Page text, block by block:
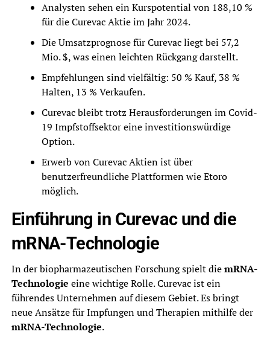
Analysten sehen ein Kurspotential von 188,10 %
für die Curevac Aktie im Jahr 2024.
Die Umsatzprognose für Curevac liegt bei 57,2
Mio. $, was einen leichten Rückgang darstellt.
Empfehlungen sind vielfältig: 50 % Kauf, 38 %
Halten, 13 % Verkaufen.
Curevac bleibt trotz Herausforderungen im Covid-
19 Impfstoffsektor eine investitionswürdige
Option.
Erwerb von Curevac Aktien ist über
benutzerfreundliche Plattformen wie Etoro
möglich.
Einführung in Curevac und die
mRNA-Technologie
In der biopharmazeutischen Forschung spielt diemRNA-
Technologie eine wichtige Rolle. Curevac ist ein
führendes Unternehmen auf diesem Gebiet. Es bringt
neue Ansätze für Impfungen und Therapien mithilfe der
mRNA-Technologie.